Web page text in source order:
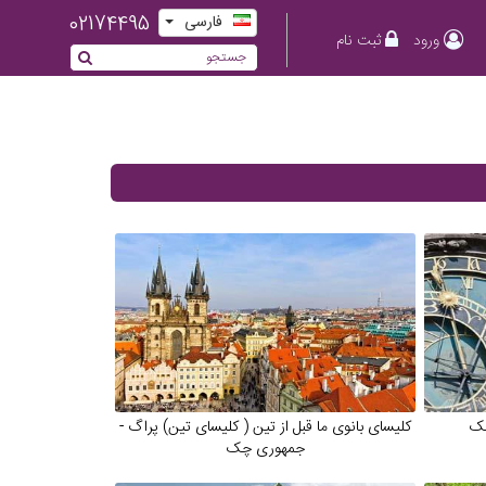
ورود ثبت نام
فارسی 02174495
کلیسای بانوی ما قبل از تین ( کلیسای تین) پراگ -
جمهوری چک